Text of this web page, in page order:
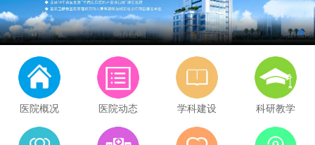
医院概况 医院动态 学科建设 科研教学